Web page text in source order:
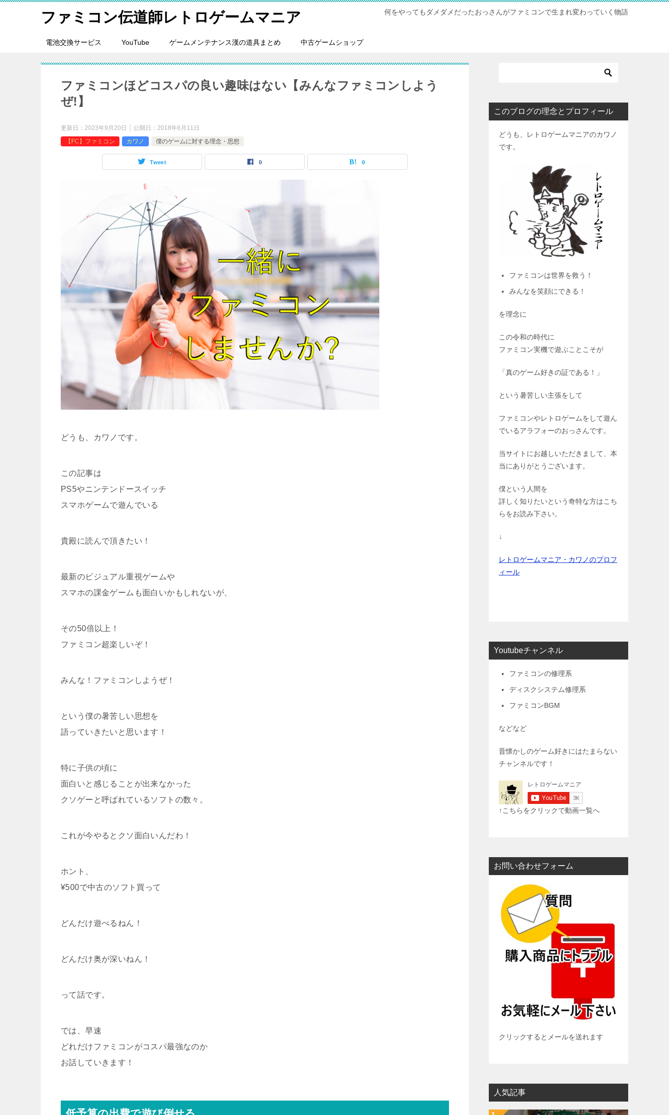
ファミコン伝道師レトロゲームマニア 何をやってもダメダメだったおっさんがファミコンで生まれ変わっていく物語
電池交換サービス YouTube ゲームメンテナンス漢の道具まとめ 中古ゲームショップ
ファミコンほどコスパの良い趣味はない【みんなファミコンしよう
ぜ!】
更新日： 2023年9月20日 公開日： 2018年6月11日
【FC】ファミコン
カワノ 僕のゲームに対する理念・思想
Tweet 0 0
どうも、カワノです。
この記事は
PS5やニンテンドースイッチ
スマホゲームで遊んでいる
貴殿に読んで頂きたい！
最新のビジュアル重視ゲームや
スマホの課金ゲームも面白いかもしれないが、
その50倍以上！
ファミコン超楽しいぞ！
みんな！ファミコンしようぜ！
という僕の暑苦しい思想を
語っていきたいと思います！
特に子供の頃に
面白いと感じることが出来なかった
クソゲーと呼ばれているソフトの数々。
これが今やるとクソ面白いんだわ！
ホント、
¥500で中古のソフト買って
どんだけ遊べるねん！
どんだけ奥が深いねん！
って話です。
では、早速
どれだけファミコンがコスパ最強なのか
お話していきます！
このブログの理念とプロフィール
どうも、レトロゲームマニアのカワノ
です。
ファミコンは世界を救う！
みんなを笑顔にできる！
を理念に
この令和の時代に
ファミコン実機で遊ぶことこそが
「真のゲーム好きの証である！」
という暑苦しい主張をして
ファミコンやレトロゲームをして遊ん
でいるアラフォーのおっさんです。
当サイトにお越しいただきまして、本
当にありがとうございます。
僕という人間を
詳しく知りたいという奇特な方はこち
らをお読み下さい。
↓
レトロゲームマニア・カワノのプロフ
ィール
Youtubeチャンネル
ファミコンの修理系
ディスクシステム修理系
ファミコンBGM
などなど
昔懐かしのゲーム好きにはたまらない
チャンネルです！
↑こちらをクリックで動画一覧へ
お問い合わせフォーム
クリックするとメールを送れます
人気記事